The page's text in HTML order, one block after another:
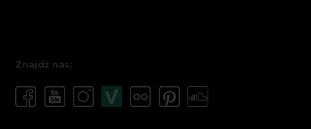
Znajdź nas: